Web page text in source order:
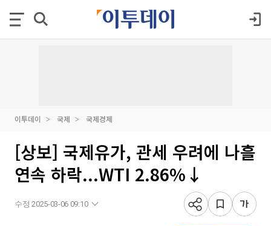
이투데이 국제 국제경제
[상보] 국제유가, 관세 우려에 나흘
연속 하락...WTI 2.86%↓
수정 2025-03-06 09:10